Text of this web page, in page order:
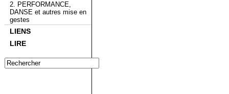
2. PERFORMANCE,
DANSE et autres mise en
gestes
LIENS
LIRE